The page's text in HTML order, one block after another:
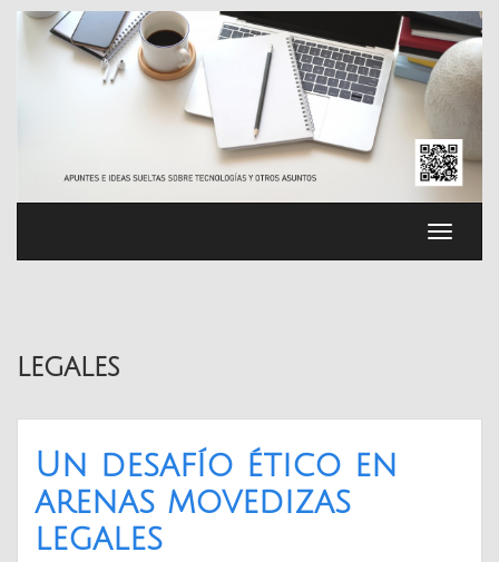
Saltar
contenido
legales
Un desafío ético en
arenas movedizas
legales